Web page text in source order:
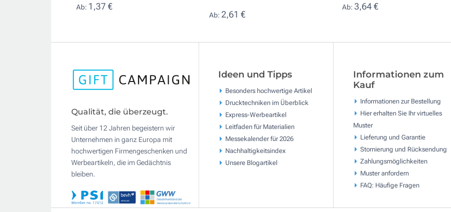
Ab: 1,37 €
Ab: 2,61 €
Ab: 3,64 €
Qualität, die überzeugt.
Seit über 12 Jahren begeistern wir
Unternehmen in ganz Europa mit
hochwertigen Firmengeschenken und
Werbeartikeln, die im Gedächtnis
bleiben.
Ideen und Tipps
Besonders hochwertige Artikel
Drucktechniken im Überblick
Express-Werbeartikel
Leitfaden für Materialien
Messekalender für 2026
Nachhaltigkeitsindex
Unsere Blogartikel
Informationen zum
Kauf
Informationen zur Bestellung
Hier erhalten Sie Ihr virtuelles
Muster
Lieferung und Garantie
Stornierung und Rücksendung
Zahlungsmöglichkeiten
Muster anfordern
FAQ: Häufige Fragen